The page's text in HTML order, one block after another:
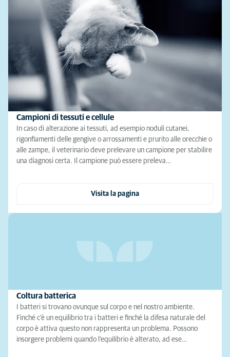
Campioni di tessuti e cellule
In caso di alterazione ai tessuti, ad esempio noduli cutanei,
rigonfiamenti delle gengive o arrossamenti e prurito alle orecchie o
alle zampe, il veterinario deve prelevare un campione per stabilire
una diagnosi certa. Il campione può essere preleva…
Visita la pagina
Coltura batterica
I batteri si trovano ovunque sul corpo e nel nostro ambiente.
Finché c'è un equilibrio tra i batteri e finché la difesa naturale del
corpo è attiva questo non rappresenta un problema. Possono
insorgere problemi quando l'equilibrio è alterato, ad ese…